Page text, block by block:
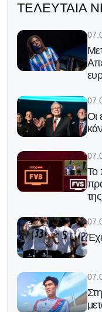
ΤΕΛΕΥΤΑΊΑ
Οι
Το